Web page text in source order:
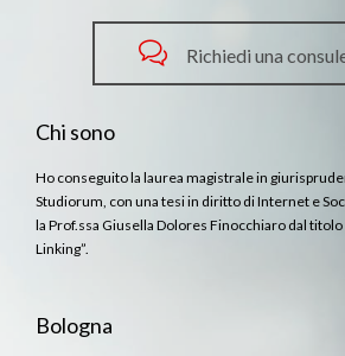
 Richiedi una
Chi sono
Ho conseguito la laurea magistrale in
Studiorum, con una tesi in diritto di Internet e
la Prof.ssa Giusella Dolores Finocchiaro dal titolo
Linking”.
Bologna